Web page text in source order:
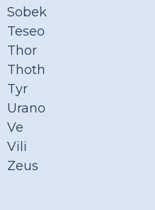
Sobek
Teseo
Thor
Thoth
Tyr
Urano
Ve
Vili
Zeus